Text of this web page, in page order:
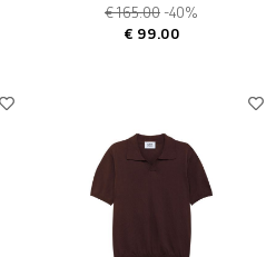
€ 165.00 -40%
€ 99.00